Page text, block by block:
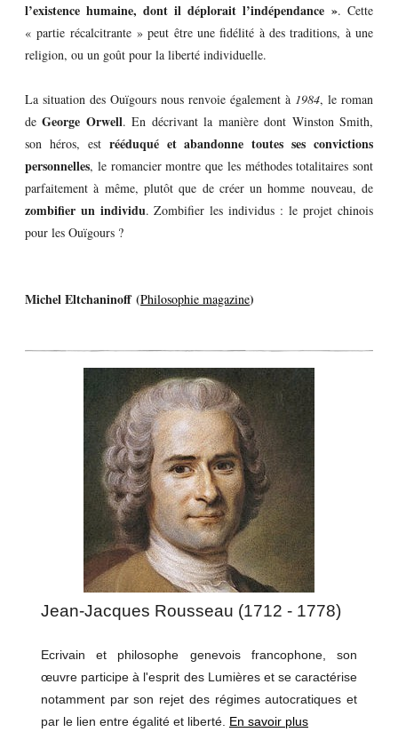
l’existence humaine, dont il déplorait l’indépendance ». Cette
« partie récalcitrante » peut être une fidélité à des traditions, à une
religion, ou un goût pour la liberté individuelle.
La situation des Ouïgours nous renvoie également à 1984, le roman
deGeorge Orwell. En décrivant la manière dont Winston Smith,
son héros, est rééduqué et abandonne toutes ses convictions
personnelles, le romancier montre que les méthodes totalitaires sont
parfaitement à même, plutôt que de créer un homme nouveau, de
zombifier un individu. Zombifier les individus : le projet chinois
pour les Ouïgours ?
Michel Eltchaninoff (Philosophie magazine)
Jean-Jacques Rousseau (1712 - 1778)
Ecrivain et philosophe genevois francophone, son
œuvre participe à l'esprit des Lumières et se caractérise
notamment par son rejet des régimes autocratiques et
par le lien entre égalité et liberté. En savoir plus